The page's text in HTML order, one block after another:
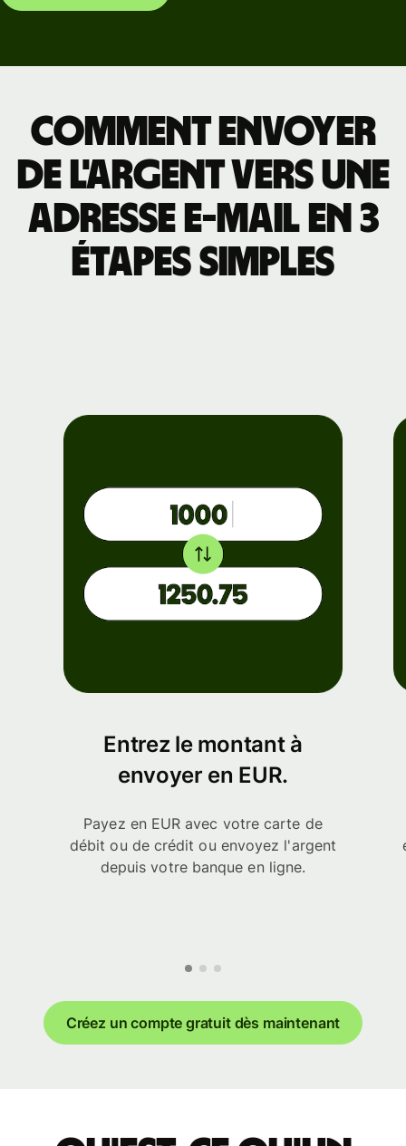
Comment envoyer
de l'argent vers une
adresse e-mail en 3
étapes simples
Entrez le montant à
envoyer en EUR.
Payez en EUR avec votre carte de
débit ou de crédit ou envoyez l'argent
depuis votre banque en ligne.
Créez un compte gratuit dès maintenant